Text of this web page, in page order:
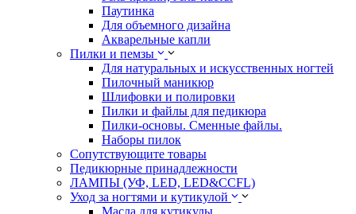
Паутинка
Для объемного дизайна
Акварельные капли
Пилки и пемзы
Для натуральных и искусственных ногтей
Пилочный маникюр
Шлифовки и полировки
Пилки и файлы для педикюра
Пилки-основы. Сменные файлы.
Наборы пилок
Сопутствующите товары
Педикюрные принадлежности
ЛАМПЫ (УФ, LED, LED&CCFL)
Уход за ногтями и кутикулой
Масла для кутикулы